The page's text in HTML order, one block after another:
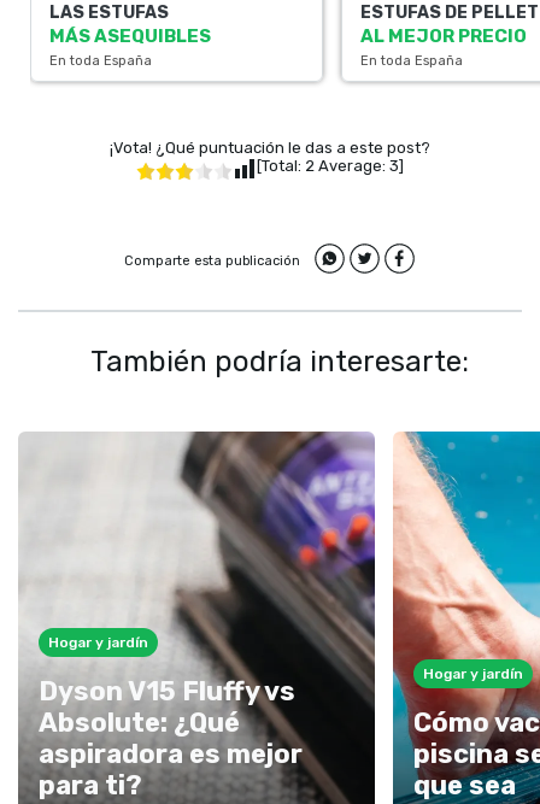
LAS ESTUFAS
MÁS ASEQUIBLES
En toda España
ESTUFAS DE
AL MEJOR PRECIO
En toda España
¡Vota! ¿Qué puntuación le das a este post?
[Total: 2 Average: 3]
Comparte esta publicación
También podría interesarte:
Hogar y jardín
Dyson V15 Fluffy vs
Absolute: ¿Qué
aspiradora es mejor
para ti?
Hogar y jardín
Cómo
piscina
que sea